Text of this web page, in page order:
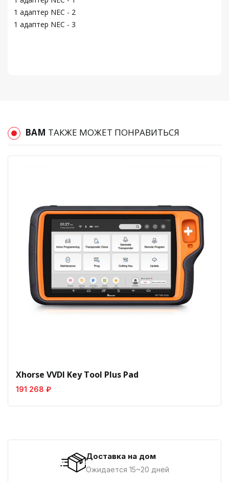
1 адаптер NEC - 2
1 адаптер NEC - 3
ВАМ ТАКЖЕ МОЖЕТ ПОНРАВИТЬСЯ
Xhorse VVDI Key Tool Plus Pad
191 268 ₽
Доставка на дом
Ожидается 15~20 дней